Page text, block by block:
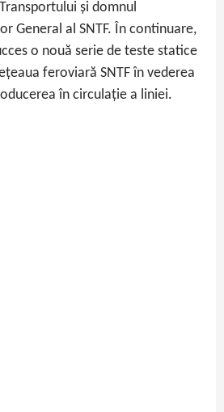
și domnul
General al SNTF. În continuare,
o nouă serie de teste statice
feroviară SNTF în vederea
în circulație a liniei.